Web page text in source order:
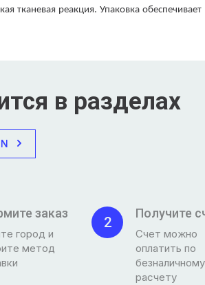
тканевая реакция. Упаковка
в разделах
заказ
город и
метод
2
Получите
Счет можно
оплатить по
безналичному
расчету